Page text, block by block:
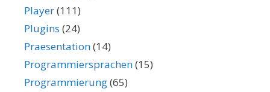
Player(111)
Plugins (24)
Praesentation(14)
Programmiersprachen(15)
Programmierung(65)